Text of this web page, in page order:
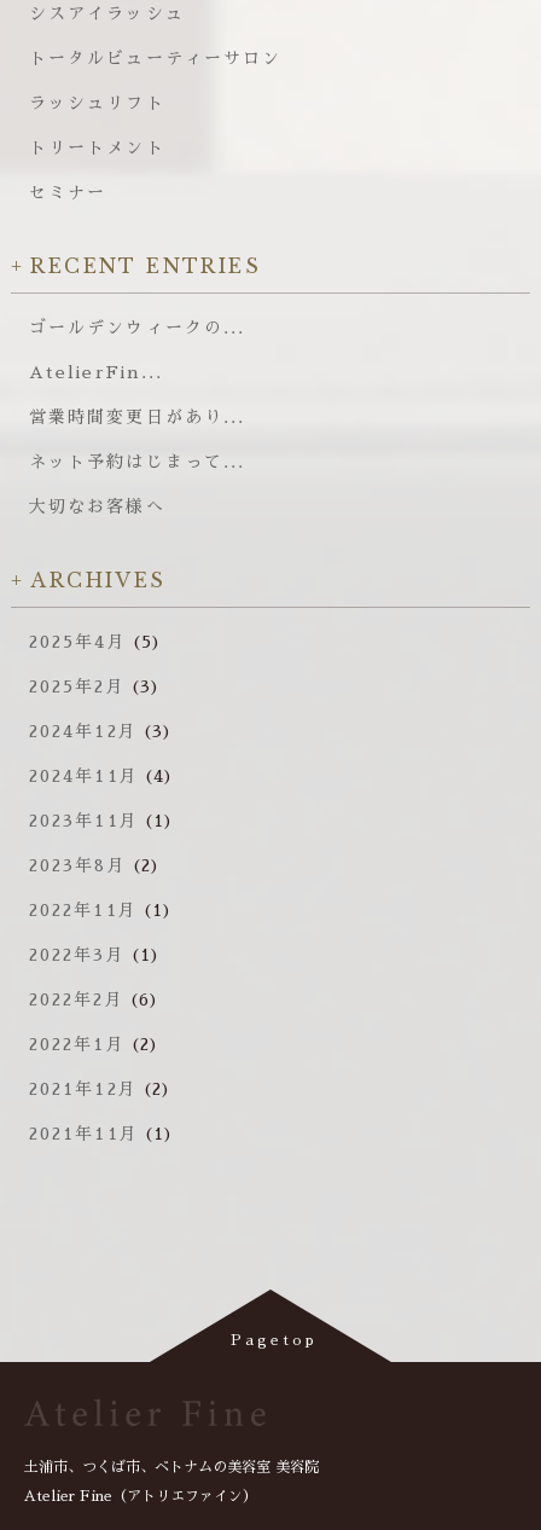
シスアイラッシュ
トータルビューティーサロン
ラッシュリフト
トリートメント
セミナー
RECENT ENTRIES
ゴールデンウィークの...
AtelierFin...
営業時間変更日があり...
ネット予約はじまって...
大切なお客様へ
ARCHIVES
2025年4月 (5)
2025年2月 (3)
2024年12月 (3)
2024年11月 (4)
2023年11月 (1)
2023年8月 (2)
2022年11月 (1)
2022年3月 (1)
2022年2月 (6)
2022年1月 (2)
2021年12月 (2)
2021年11月 (1)
土浦市、つくば市、ベトナムの美容室 美容院
Atelier Fine（アトリエファイン）